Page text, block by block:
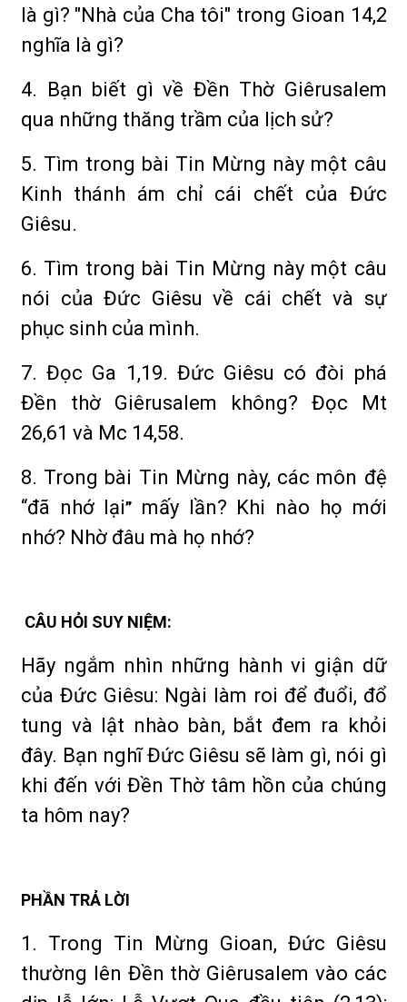
là gì? "Nhà của Cha tôi" trong Gioan 14,2
nghĩa là gì?
4. Bạn biết gì về Đền Thờ Giêrusalem
qua những thăng trầm của lịch sử?
5. Tìm trong bài Tin Mừng này một câu
Kinh thánh ám chỉ cái chết của Đức
Giêsu.
6. Tìm trong bài Tin Mừng này một câu
nói của Đức Giêsu về cái chết và sự
phục sinh của mình.
7. Đọc Ga 1,19. Đức Giêsu có đòi phá
Đền thờ Giêrusalem không? Đọc Mt
26,61 và Mc 14,58.
8. Trong bài Tin Mừng này, các môn đệ
“đã nhớ lại” mấy lần? Khi nào họ mới
nhớ? Nhờ đâu mà họ nhớ?
CÂU HỎI SUY NIỆM:
Hãy ngắm nhìn những hành vi giận dữ
của Đức Giêsu: Ngài làm roi để đuổi, đổ
tung và lật nhào bàn, bắt đem ra khỏi
đây. Bạn nghĩ Đức Giêsu sẽ làm gì, nói gì
khi đến với Đền Thờ tâm hồn của chúng
ta hôm nay?
PHẦN TRẢ LỜI
1. Trong Tin Mừng Gioan, Đức Giêsu
thường lên Đền thờ Giêrusalem vào các